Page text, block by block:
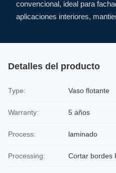
convencional, ideal para
aplicaciones interiores,
Detalles del producto
Type: Vaso flotante
Warranty: 5 años
Process: laminado
Processing: Cortar bordes